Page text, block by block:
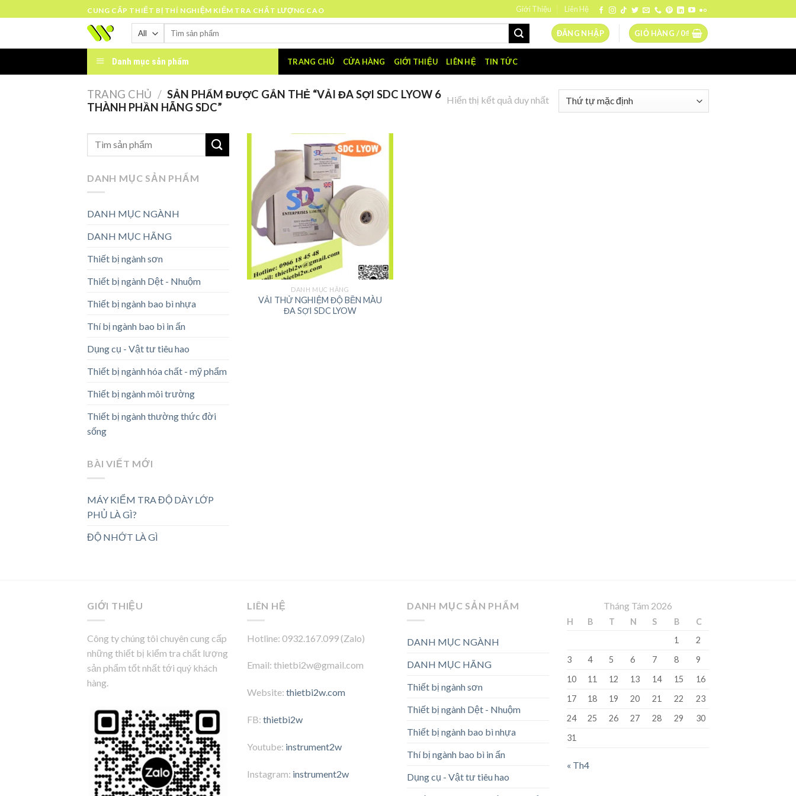
to
CUNG CẤP THIẾT BỊ THÍ NGHIỆM KIỂM TRA CHẤT LƯỢNG CAO Giới Thiệu Liên Hệ
Tìm
ĐĂNG NHẬP GIỎ HÀNG /0₫
Danh mục sản phẩm TRANG CHỦ CỬA HÀNG GIỚI THIỆU LIÊN HỆ TIN TỨC
TRANG CHỦ / SẢN PHẨM ĐƯỢC GẮN THẺ “VẢI ĐA SỢI SDC LYOW 6
THÀNH PHẦN HÃNG SDC”
Hiển thị kết quả duy nhất
DANH MỤC SẢN PHẨM
DANH MỤC NGÀNH
DANH MỤC HÃNG
Thiết bị ngành sơn
Thiết bị ngành Dệt - Nhuộm
Thiết bị ngành bao bì nhựa
Thí bị ngành bao bì in ấn
Dụng cụ - Vật tư tiêu hao
Thiết bị ngành hóa chất - mỹ phẩm
Thiết bị ngành môi trường
Thiết bị ngành thường thức đời
sống
BÀI VIẾT MỚI
MÁY KIỂM TRA ĐỘ DÀY LỚP
PHỦ LÀ GÌ?
ĐỘ NHỚT LÀ GÌ
DANH MỤC HÃNG
VẢI THỬ NGHIỆM ĐỘ BỀN MÀU
ĐA SỢI SDC LYOW
GIỚI THIỆU
Công ty chúng tôi chuyên cung cấp
những thiết bị kiểm tra chất lượng
sản phẩm tốt nhất tới quý khách
hàng.
LIÊN HỆ
Hotline: 0932.167.099 (Zalo)
Email: thietbi2w@gmail.com
Website: thietbi2w.com
FB: thietbi2w
Youtube: instrument2w
Instagram: instrument2w
DANH MỤC SẢN PHẨM
DANH MỤC NGÀNH
DANH MỤC HÃNG
Thiết bị ngành sơn
Thiết bị ngành Dệt - Nhuộm
Thiết bị ngành bao bì nhựa
Thí bị ngành bao bì in ấn
Dụng cụ - Vật tư tiêu hao
Tháng Tám 2026
H B T N S B
C
1
2
3
4 5 6 7 8
9
10
11 12 13 14 15
16
17
18 19 20 21 22
23
24
25 26 27 28 29
30
31
« Th4